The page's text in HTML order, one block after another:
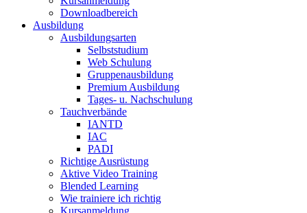
Downloadbereich
Ausbildung
Ausbildungsarten
Selbststudium
Web Schulung
Gruppenausbildung
Premium Ausbildung
Tages- u. Nachschulung
Tauchverbände
IANTD
IAC
PADI
Richtige Ausrüstung
Aktive Video Training
Blended Learning
Wie trainiere ich richtig
Kursanmeldung